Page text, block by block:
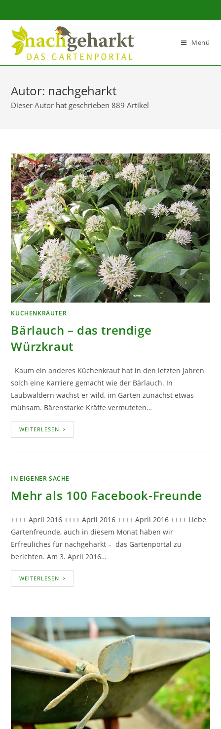
Sidebar-
Inhalt
Menü
Autor: nachgeharkt
Dieser Autor hat geschrieben 889 Artikel
KÜCHENKRÄUTER
Bärlauch – das trendige
Würzkraut
Kaum ein anderes Küchenkraut hat in den letzten Jahren
solch eine Karriere gemacht wie der Bärlauch. In
Laubwäldern wächst er wild, im Garten zunächst etwas
mühsam. Bärenstarke Kräfte vermuteten…
WEITERLESEN BÄRLAUCH
–
IN EIGENER SACHE
Mehr als 100 Facebook-Freunde
++++ April 2016 ++++ April 2016 ++++ April 2016 ++++ Liebe
Gartenfreunde, auch in diesem Monat haben wir
Erfreuliches für nachgeharkt – das Gartenportal zu
berichten. Am 3. April 2016…
WEITERLESEN MEHR
ALS